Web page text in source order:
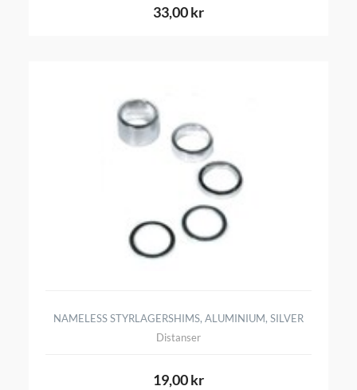
33,00 kr
NAMELESS STYRLAGERSHIMS, ALUMINIUM, SILVER
Distanser
19,00 kr